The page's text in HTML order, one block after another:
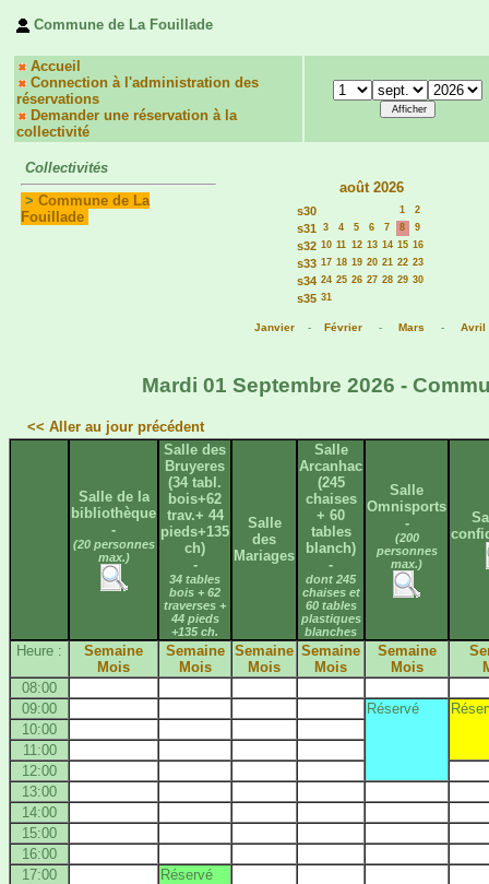
Commune de La Fouillade
Accueil
Connection à l'administration des
réservations
Demander une réservation à la
collectivité
Collectivités
> Commune de La
Fouillade
août 2026
s30 1 2
s31 3 4 5 6 7 8 9
s32 10 11 12 13 14 15 16
s33 17 18 19 20 21 22 23
s34 24 25 26 27 28 29 30
s35 31
Janvier - Février - Mars - Avril
Mardi 01 Septembre 2026 -
<< Aller au jour précédent
Salle de la
bibliothèque
-
(20 personnes
max.)
Salle des
Bruyeres
(34 tabl.
bois+62
trav.+ 44
pieds+135
ch)
-
34 tables
bois + 62
traverses +
44 pieds
+135 ch.
Salle
des
Mariages
Salle
Arcanhac
(245
chaises
+ 60
tables
blanch)
-
dont 245
chaises et
60 tables
plastiques
blanches
Salle
Omnisports
-
(200
personnes
max.)
Heure :
Semaine
Mois
Semaine
Mois
Semaine
Mois
Semaine
Mois
Semaine
Mois
08:00
09:00
Réservé
10:00
11:00
12:00
13:00
14:00
15:00
16:00
17:00
Réservé